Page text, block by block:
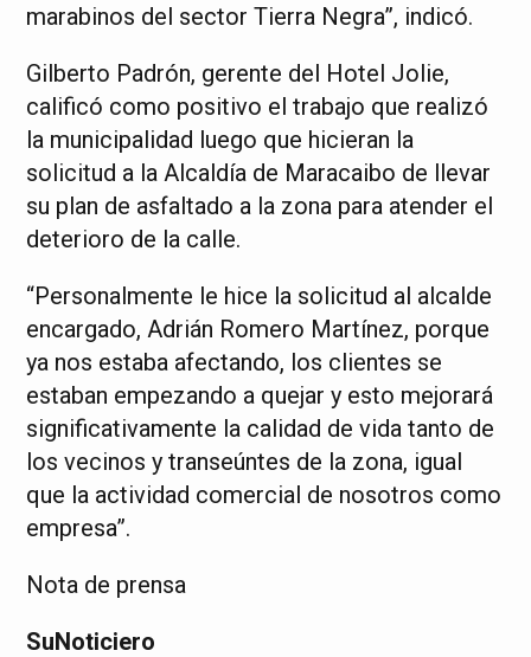
marabinos del sector Tierra Negra”, indicó.
Gilberto Padrón, gerente del Hotel Jolie,
calificó como positivo el trabajo que realizó
la municipalidad luego que hicieran la
solicitud a la Alcaldía de Maracaibo de llevar
su plan de asfaltado a la zona para atender el
deterioro de la calle.
“Personalmente le hice la solicitud al alcalde
encargado, Adrián Romero Martínez, porque
ya nos estaba afectando, los clientes se
estaban empezando a quejar y esto mejorará
significativamente la calidad de vida tanto de
los vecinos y transeúntes de la zona, igual
que la actividad comercial de nosotros como
empresa”.
Nota de prensa
SuNoticiero